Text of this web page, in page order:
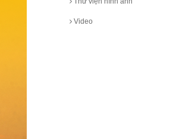
Video